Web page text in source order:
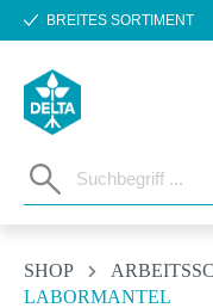
Zum Hauptinhalt
BREITES SORTIMENT
SHOP
LABORMANTEL